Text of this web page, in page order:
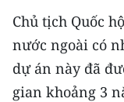
NHÂN DÂN CUỐI
NHÂN DÂN
Chủ tịch Quốc
nước ngoài có
dự án này đã
gian khoảng 3